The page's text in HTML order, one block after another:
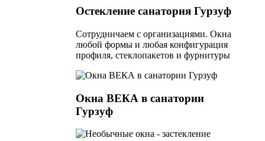
Остекление санатория Гурзуф
Сотрудничаем с организациями. Окна
любой формы и любая конфигурация
профиля, стеклопакетов и фурнитуры
Окна ВЕКА в санатории
Гурзуф